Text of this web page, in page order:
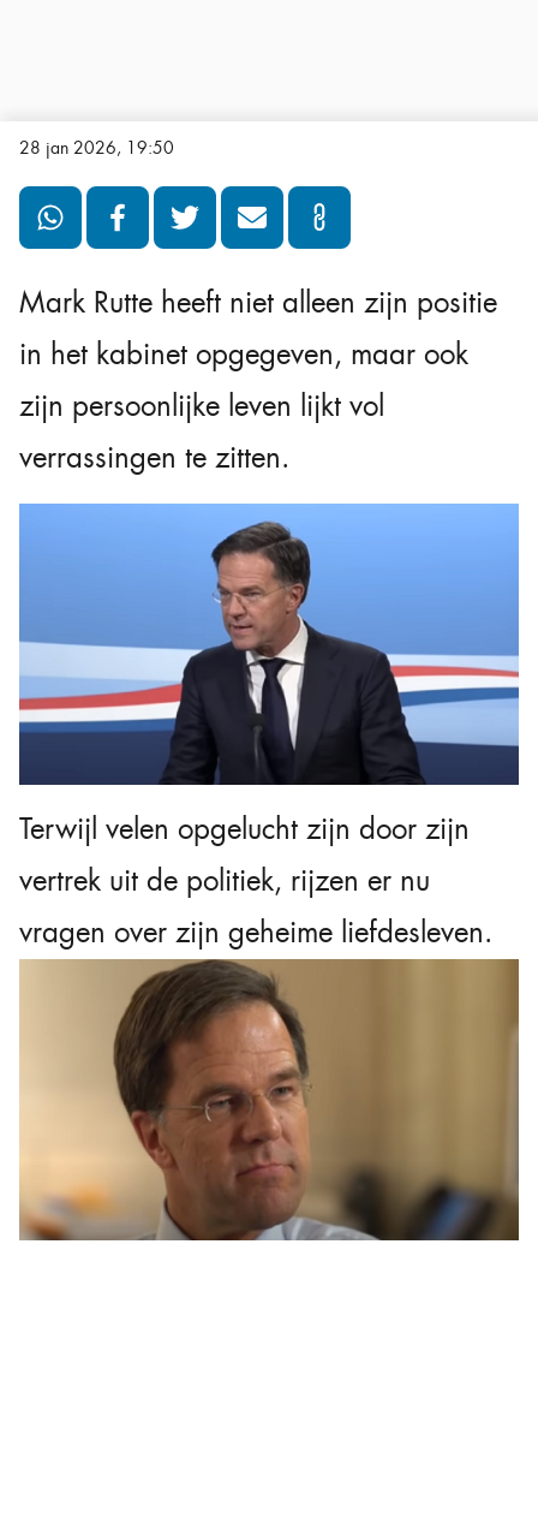
28 jan 2026, 19:50
Mark Rutte heeft niet alleen zijn positie
in het kabinet opgegeven, maar ook
zijn persoonlijke leven lijkt vol
verrassingen te zitten.
Terwijl velen opgelucht zijn door zijn
vertrek uit de politiek, rijzen er nu
vragen over zijn geheime liefdesleven.